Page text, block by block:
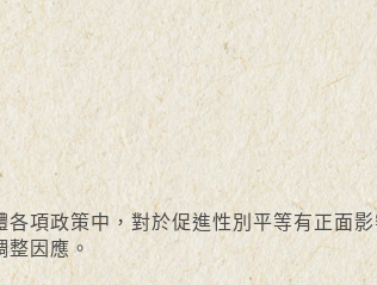
項政策中，對於促進性別平等有正面影
因應。